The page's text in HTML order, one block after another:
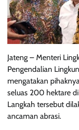
Jateng – Menteri
Pengendalian
mengatakan
seluas 200 hektare
Langkah tersebut
ancaman abrasi.